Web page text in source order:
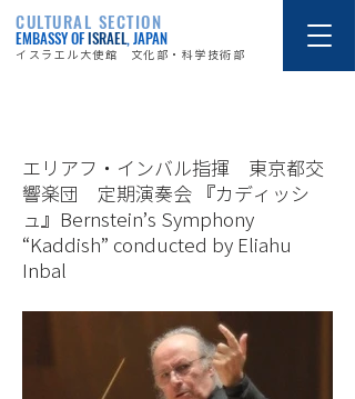
CULTURAL SECTION
EMBASSY OFISRAEL, JAPAN
イスラエル大使館 文化部・科学技術部
エリアフ・インバル指揮 東京都交
響楽団 定期演奏会 『カディッシ
ュ』Bernstein’s Symphony
“Kaddish” conducted by Eliahu
Inbal